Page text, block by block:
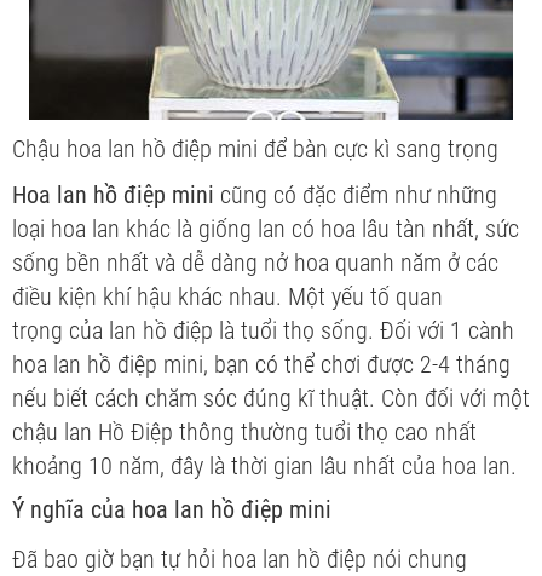
Chậu hoa lan hồ điệp mini để bàn cực kì sang trọng
Hoa lan hồ điệp mini cũng có đặc điểm như những
loại hoa lan khác là giống lan có hoa lâu tàn nhất, sức
sống bền nhất và dễ dàng nở hoa quanh năm ở các
điều kiện khí hậu khác nhau. Một yếu tố quan
trọng của lan hồ điệp là tuổi thọ sống. Đối với 1 cành
hoa lan hồ điệp mini, bạn có thể chơi được 2-4 tháng
nếu biết cách chăm sóc đúng kĩ thuật. Còn đối với một
chậu lan Hồ Điệp thông thường tuổi thọ cao nhất
khoảng 10 năm, đây là thời gian lâu nhất của hoa lan.
Ý nghĩa của hoa lan hồ điệp mini
Đã bao giờ bạn tự hỏi hoa lan hồ điệp nói chung